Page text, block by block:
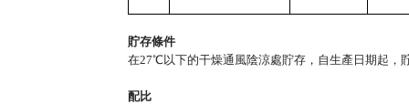
貯存條件
在27℃以下的干燥通風陰涼處貯存，自生產日期起，
配比